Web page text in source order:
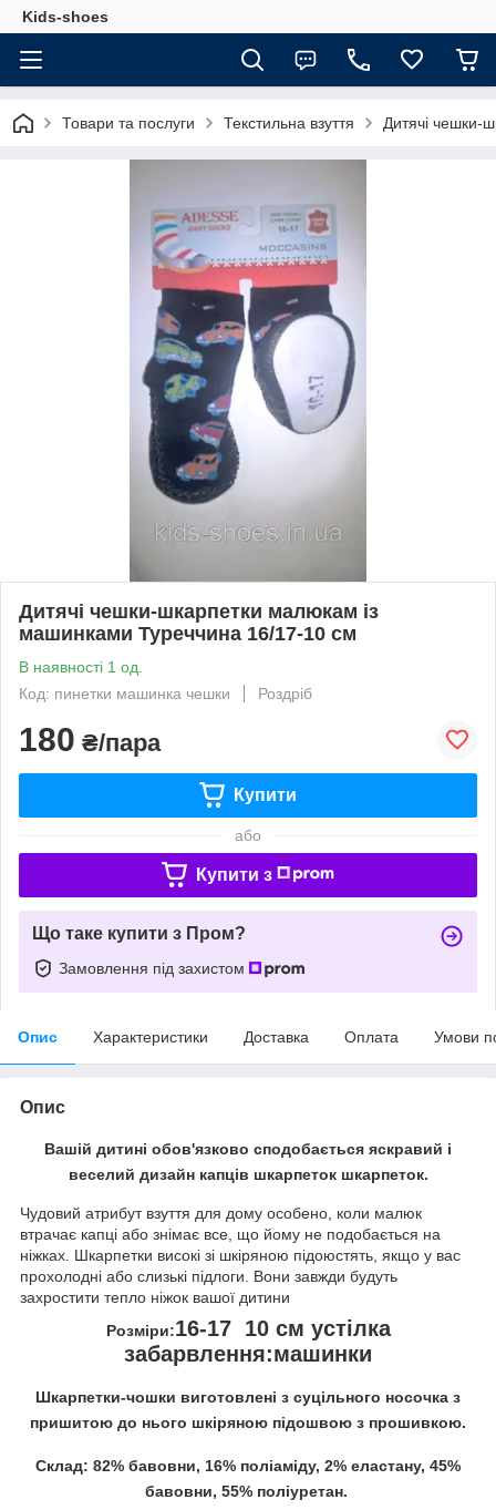
Kids-shoes
Товари та послуги Текстильна взуття Дитячі чешки-
Дитячі чешки-шкарпетки малюкам із
машинками Туреччина 16/17-10 см
В наявності 1 од.
Код: пинетки машинка чешки
Роздріб
180 ₴/пара
Купити
або
Купити з
Що таке купити з Пром?
Замовлення під захистом
Опис Характеристики Доставка Оплата Умови
Опис
Вашій дитині обов'язково сподобається яскравий і
веселий дизайн капців шкарпеток шкарпеток.
Чудовий атрибут взуття для дому особено, коли малюк
втрачає капці або знімає все, що йому не подобається на
ніжках. Шкарпетки високі зі шкіряною підоюстять, якщо у вас
прохолодні або слизькі підлоги. Вони завжди будуть
захростити тепло ніжок вашої дитини
Розміри:16-17 10 см устілка
забарвлення:машинки
Шкарпетки-чошки виготовлені з суцільного носочка з
пришитою до нього шкіряною підошвою з прошивкою.
Склад: 82% бавовни, 16% поліаміду, 2% еластану, 45%
бавовни, 55% поліуретан.